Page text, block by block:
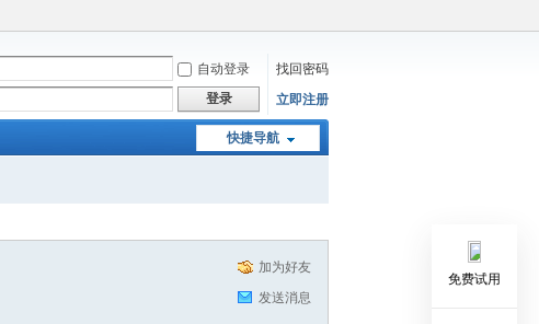
自动登录
找回密码
登录 立即注册
快捷导航
加为好友
发送消息
免费试用